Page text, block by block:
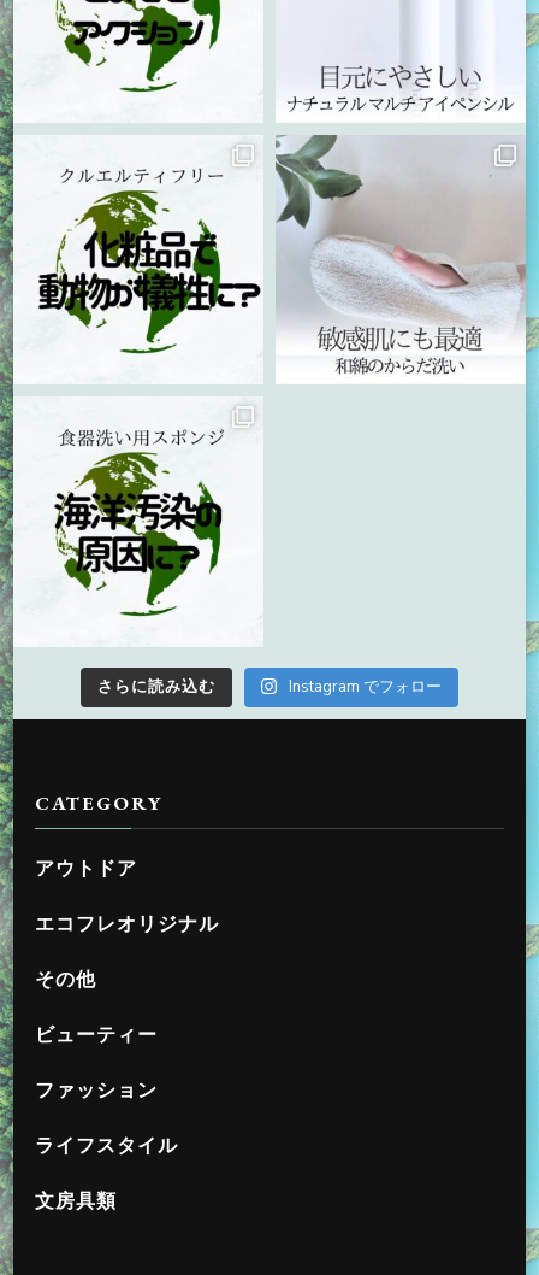
さらに読み込む Instagram でフォロー
CATEGORY
アウトドア
エコフレオリジナル
その他
ビューティー
ファッション
ライフスタイル
文房具類